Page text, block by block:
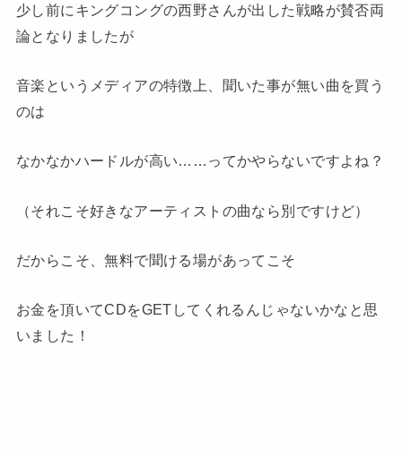
少し前にキングコングの西野さんが出した戦略が賛否両
論となりましたが
音楽というメディアの特徴上、聞いた事が無い曲を買う
のは
なかなかハードルが高い……ってかやらないですよね？
（それこそ好きなアーティストの曲なら別ですけど）
だからこそ、無料で聞ける場があってこそ
お金を頂いてCDをGETしてくれるんじゃないかなと思
いました！